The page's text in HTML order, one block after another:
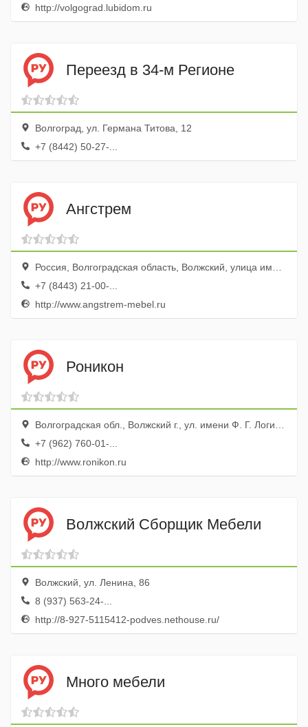
http://volgograd.lubidom.ru
Переезд в 34-м Регионе
Волгоград, ул. Германа Титова, 12
+7 (8442) 50-27-...
Ангстрем
Россия, Волгоградская область, Волжский, улица имени Генерала Карбышева, 47А/2
+7 (8443) 21-00-...
http://www.angstrem-mebel.ru
Роникон
Волгоградская обл., Волжский г., ул. имени Ф. Г. Логинова, 2б
+7 (962) 760-01-...
http://www.ronikon.ru
Волжский Сборщик Мебели
Волжский, ул. Ленина, 86
8 (937) 563-24-...
http://8-927-5115412-podves.nethouse.ru/
Много мебели